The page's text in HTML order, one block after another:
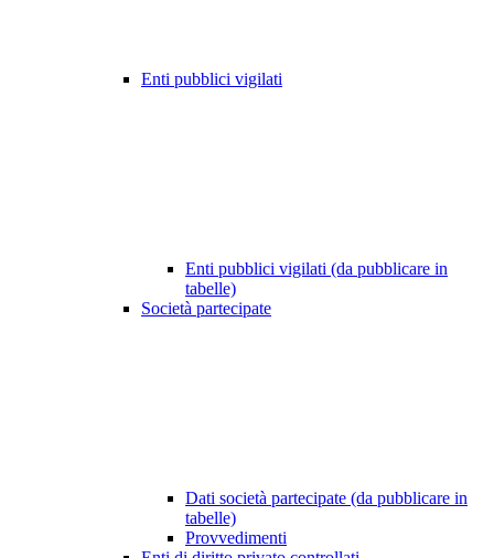
Enti pubblici vigilati
Enti pubblici vigilati (da pubblicare in
tabelle)
Società partecipate
Dati società partecipate (da pubblicare in
tabelle)
Provvedimenti